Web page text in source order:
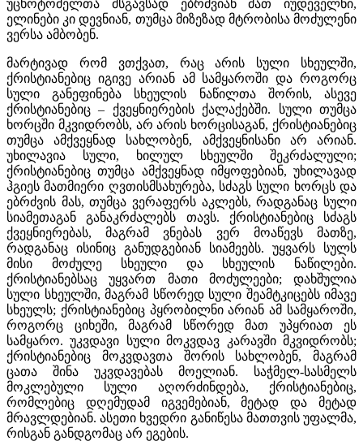
უცხოტომელთა მსგავსად ებრძვიან მათ იუდეველნი,
ელინები კი დევნიან, თუმცა მიზეზად მტრობისა მოძულენი
ვერსა ამბობენ.
მარტივად რომ ვთქვათ, რაც არის სული სხეულში,
ქრისტიანებიც იგივე არიან ამ სამყაროში და როგორც
სული განეფინება სხეულის ნაწილთა შორის, ასევე
ქრისტიანებიც – ქვეყნიერების ქალაქებში. სული თუმცა
ხორცში მკვიდრობს, არ არის ხორცისაგან, ქრისტიანებიც
თუმცა ამქვეყნად სახლობენ, ამქვეყნისანი არ არიან.
უხილავია სული, ხილულ სხეულში შეკრძალული;
ქრისტიანებიც თუმცა ამქვეყნად იმყოფებიან, უხილავად
ჰგიეს მათმიერი ღვთისმსახურება, სძაგს სული ხორცს და
ებრძვის მას, თუმცა ვერაფერს აკლებს, რადგანაც სული
სიამეთაგან განაკრძალებს თავს. ქრისტიანებიც სძაგს
ქვეყნიერებას, მაგრამ ვნებას ვერ მოაწევს მათზე,
რადგანაც ისინიც განუდგებიან სიამეებს. უყვარს სულს
მისი მოძულე სხეული და სხეულის ნაწილები.
ქრისტიანებსაც უყვართ მათი მოძულეები; დახშულია
სული სხეულში, მაგრამ სწორედ სული შეამტკიცებს იმავე
სხეულს; ქრისტიანებიც პყრობილნი არიან ამ სამყაროში,
როგორც ციხეში, მაგრამ სწორედ მათ უპყრიათ ეს
სამყარო. უკვდავი სული მოკვდავ კარავში მკვიდრობს;
ქრისტიანებიც მოკვდავთა შორის სახლობენ, მაგრამ
ცათა შინა უკვდავებას მოელიან. საჭმელ-სასმელს
მოკლებული სული აღორძინდება, ქრისტიანებიც,
რომლებიც დღემუდამ იგვემებიან, მეტად და მეტად
მრავლდებიან. ასეთი ხვედრი განიწესა მათთვის უფალმა,
რისგან განდგომაც არ ეგების.